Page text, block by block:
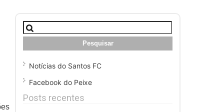
Pesquisar
por:
Notícias do Santos FC
Facebook do Peixe
Posts recentes